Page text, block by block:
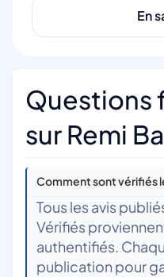
En
Questions
sur Remi
Comment sont vérifiés
Tous les avis
Vérifiés
authentifiés.
publication pour